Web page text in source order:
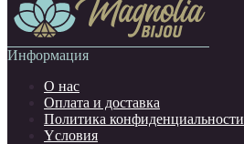
Информация
О нас
Оплата и доставка
Политика конфиденциальности
Yсловия